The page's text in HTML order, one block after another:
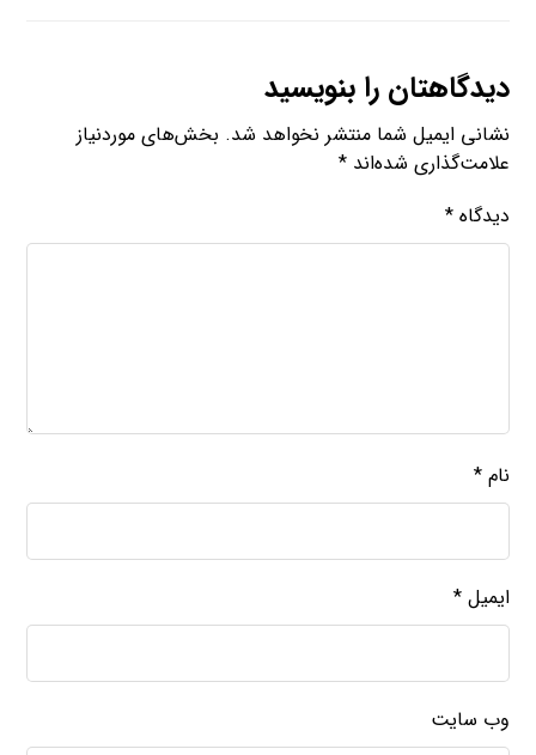
دیدگاهتان را بنویسید
نشانی ایمیل شما منتشر نخواهد شد. بخش‌های موردنیاز
علامت‌گذاری شده‌اند*
دیدگاه*
نام*
ایمیل*
وب‌ سایت